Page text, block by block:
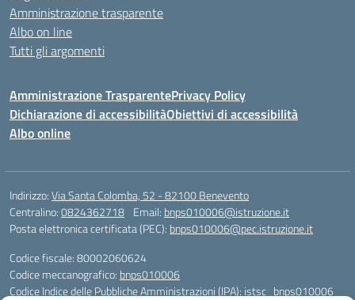
Amministrazione trasparente
Albo on line
Tutti gli argomenti
Amministrazione TrasparentePrivacy Policy
Dichiarazione di accessibilitàObiettivi di accessibilità
Albo online
Indirizzo:Via Santa Colomba, 52 - 82100 Benevento
Centralino:0824362718 Email: bnps010006@istruzione.it
Posta elettronica certificata (PEC): bnps010006@pec.istruzione.it
Codice fiscale: 80002060624
Codice meccanografico: bnps010006
Codice Indice delle Pubbliche Amministrazioni (IPA): istsc_bnps010006